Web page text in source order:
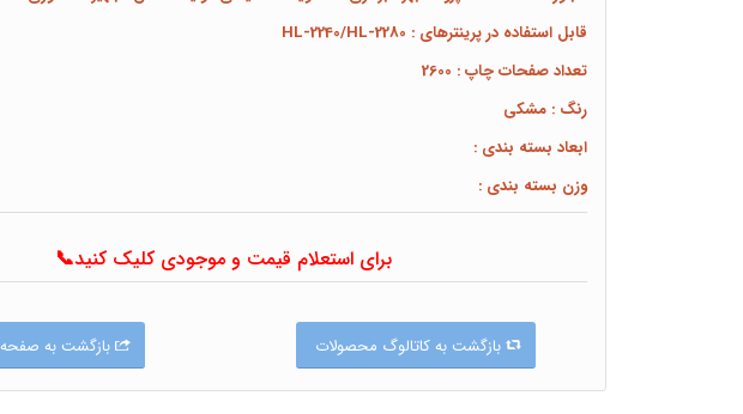
قابل استفاده در پرینترهای : HL-2240/HL-2280
تعداد صفحات چاپ : 2600
رنگ : مشکی
ابعاد بسته بندی :
وزن بسته بندی :
برای استعلام قیمت و موجودی کلیک کنید📞
بازگشت به کاتالوگ محصولات بازگشت به